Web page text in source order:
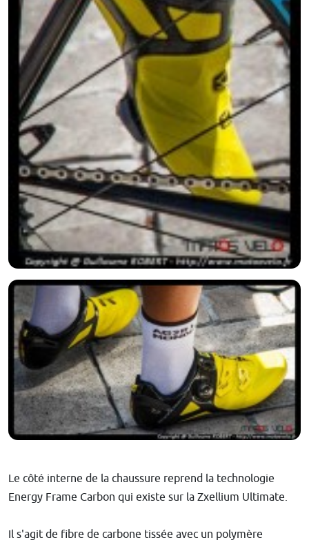
Le côté interne de la chaussure reprend la technologie
Energy Frame Carbon qui existe sur la Zxellium Ultimate.
Il s'agit de fibre de carbone tissée avec un polymère